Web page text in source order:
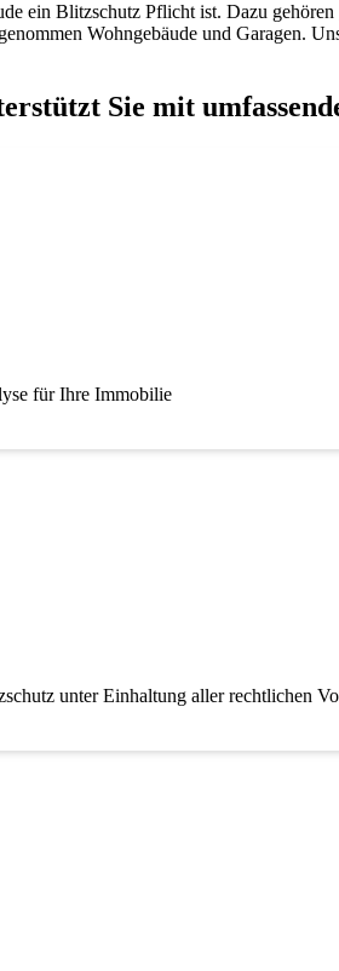
ein Blitzschutz Pflicht ist. Dazu
Wohngebäude und Garagen.
Sie mit
für Ihre Immobilie
unter Einhaltung aller rechtlichen